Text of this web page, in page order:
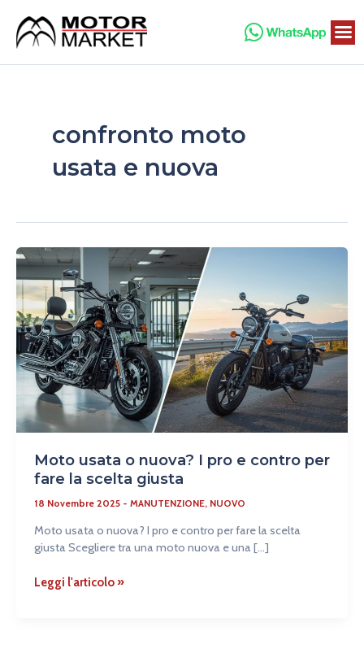
contenuto
confronto moto
usata e nuova
Moto usata o nuova? I pro e contro per
fare la scelta giusta
18 Novembre 2025 - MANUTENZIONE, NUOVO
Moto usata o nuova? I pro e contro per fare la scelta
giusta Scegliere tra una moto nuova e una […]
Moto
usata
o
nuova?
I
pro
e
contro
per
fare
la
giusta
Leggi l'articolo »